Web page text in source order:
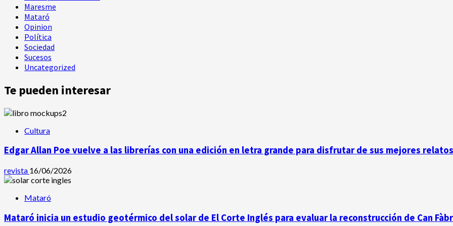
Maresme
Mataró
Opinion
Política
Sociedad
Sucesos
Uncategorized
Te pueden interesar
Cultura
Edgar Allan Poe vuelve a las librerías con una edición en letra grande para disfrutar de sus mejores relatos
revista 16/06/2026
Mataró
Mataró inicia un estudio geotérmico del solar de El Corte Inglés para evaluar la reconstrucción de Can